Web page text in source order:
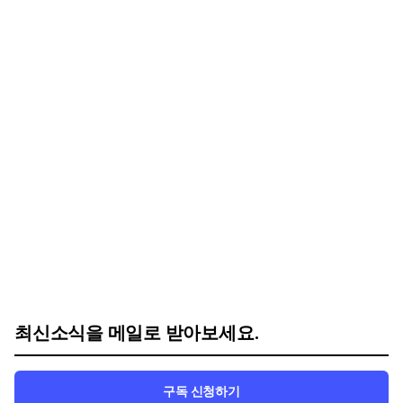
최신소식을 메일로 받아보세요.
구독 신청하기